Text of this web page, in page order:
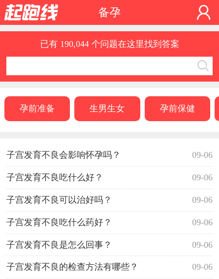
备孕
已有 190,044 个问题在这里找到答案
孕前准备 生男生女 孕前保健
09-06
子宫发育不良会影响怀孕吗？
09-06
子宫发育不良吃什么好？
09-06
子宫发育不良可以治好吗？
09-06
子宫发育不良吃什么药好？
09-06
子宫发育不良是怎么回事？
09-06
子宫发育不良的检查方法有哪些？